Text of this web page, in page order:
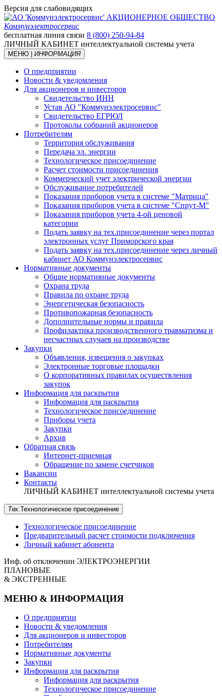
Версия для слабовидящих
АКЦИОНЕРНОЕ ОБЩЕСТВО
Коммунэлектросервис
бесплатная линия связи 8 (800) 250-94-84
ЛИЧНЫЙ КАБИНЕТ интеллектуальной системы учета
МЕНЮ | ИНФОРМАЦИЯ
О предприятии
Новости & уведомления
Для акционеров и инвесторов
Свидетельство ИНН
Устав АО "Коммунэлектросервис"
Свидетельство ЕГРЮЛ
Протоколы собраний акционеров
Потребителям
Территория обслуживания
Передача эл. энергии
Технологическое присоединение
Расчет стоимости присоединения
Коммерческий учет электрической энергии
Обслуживание потребителей
Показания приборов учета в системе "Матрица"
Показания приборов учета в системе "Спрут-М"
Показания приборов учета 4-ой ценовой
категории
Подать заявку на тех.присоединение через портал
электронных услуг Приморского края
Подать заявку на тех.присоединение через личный
кабинет АО Коммунэлектросервис
Нормативные документы
Общие нормативные документы
Охрана труда
Правила по охране труда
Энергетическая безопасность
Противопожарная безопасность
Дополнительные нормы и правила
Профилактика производственного травматизма и
несчастных случаев на производстве
Закупки
Объявления, извещения о закупках
Электронные торговые площадки
О корпоративных правилах осуществления
закупок
Информация для раскрытия
Информация для раскрытия
Технологическое присоединение
Приборы учета
Закупки
Архив
Обратная связь
Интернет-приемная
Обращение по замене счетчиков
Вакансии
Контакты
ЛИЧНЫЙ КАБИНЕТ интеллектуальной системы учета
Тех.Технологическое присоединение
Технологическое присоединение
Предварительный расчет стоимости подключения
Личный кабинет абонента
Инф. об отключении ЭЛЕКТРОЭНЕРГИИ
ПЛАНОВЫЕ
& ЭКСТРЕННЫЕ
МЕНЮ & ИНФОРМАЦИЯ
О предприятии
Новости & уведомления
Для акционеров и инвесторов
Потребителям
Нормативные документы
Закупки
Информация для раскрытия
Информация для раскрытия
Технологическое присоединение